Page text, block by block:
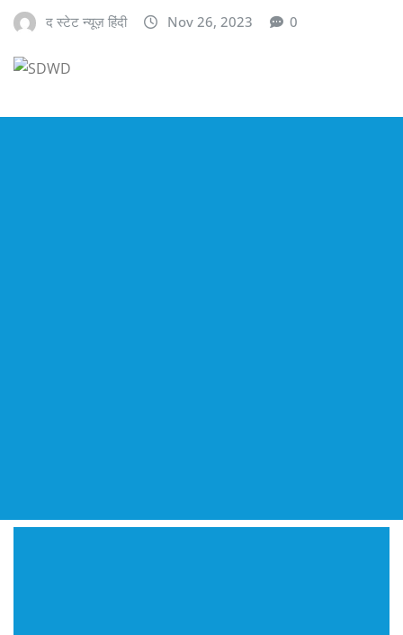
द स्टेट न्यूज़ हिंदी Nov 26, 2023 0